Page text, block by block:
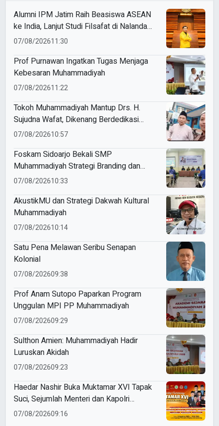
Alumni IPM Jatim Raih Beasiswa ASEAN
ke India, Lanjut Studi Filsafat di Nalanda
University
07/08/202611:30
Prof Purnawan Ingatkan Tugas Menjaga
Kebesaran Muhammadiyah
07/08/202611:22
Tokoh Muhammadiyah Mantup Drs. H.
Sujudna Wafat, Dikenang Berdedikasi
Kembangkan Dakwah dan Pendidikan
07/08/202610:57
Foskam Sidoarjo Bekali SMP
Muhammadiyah Strategi Branding dan
Marketing Sekolah
07/08/202610:33
AkustikMU dan Strategi Dakwah Kultural
Muhammadiyah
07/08/202610:14
Satu Pena Melawan Seribu Senapan
Kolonial
07/08/202609:38
Prof Anam Sutopo Paparkan Program
Unggulan MPI PP Muhammadiyah
07/08/202609:29
Sulthon Amien: Muhammadiyah Hadir
Luruskan Akidah
07/08/202609:23
Haedar Nashir Buka Muktamar XVI Tapak
Suci, Sejumlah Menteri dan Kapolri
Dijadwalkan Hadir
07/08/202609:16